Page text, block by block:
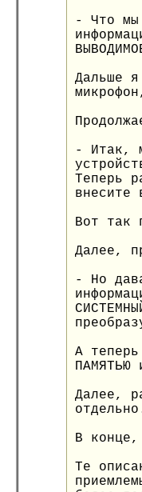
- Что мы
Дальше
- Итак,
Теперь
внесите
Вот так
Далее,
- Но
А
ПАМЯТЬЮ
Далее,
В конце,
Те